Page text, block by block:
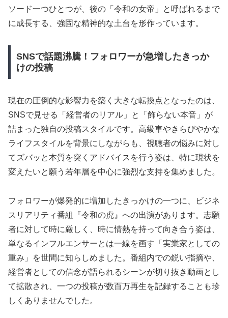
ソード一つひとつが、後の「令和の女帝」と呼ばれるまで
に成長する、強固な精神的な土台を形作っています。
SNSで話題沸騰！フォロワーが急増したきっか
けの投稿
現在の圧倒的な影響力を築く大きな転換点となったのは、
SNSで見せる「経営者のリアル」と「飾らない本音」が
詰まった独自の投稿スタイルです。高級車やきらびやかな
ライフスタイルを背景にしながらも、視聴者の悩みに対し
てズバッと本質を突くアドバイスを行う姿は、特に現状を
変えたいと願う若年層を中心に強烈な支持を集めました。
フォロワーが爆発的に増加したきっかけの一つに、ビジネ
スリアリティ番組『令和の虎』への出演があります。志願
者に対して時に厳しく、時に情熱を持って向き合う姿は、
単なるインフルエンサーとは一線を画す「実業家としての
重み」を世間に知らしめました。番組内での鋭い指摘や、
経営者としての信念が語られるシーンが切り抜き動画とし
て拡散され、一つの投稿が数百万再生を記録することも珍
しくありませんでした。